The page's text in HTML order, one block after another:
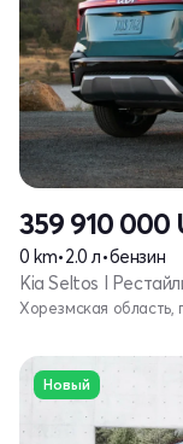
359 910 000
0 km•2.0 л•бензин
Kia Seltos I
Хорезмская область,
Новый